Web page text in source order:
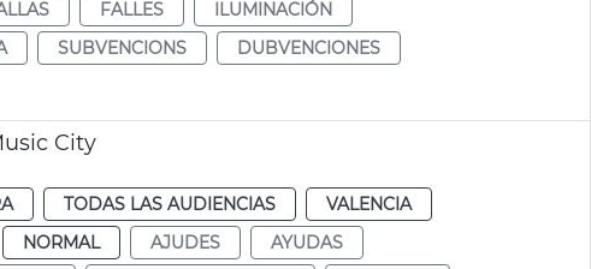
FALLES
ILUMINACIÓN
SUBVENCIONS
DUBVENCIONES
City
TODAS LAS AUDIENCIAS
VALENCIA
NORMAL AJUDES
AYUDAS